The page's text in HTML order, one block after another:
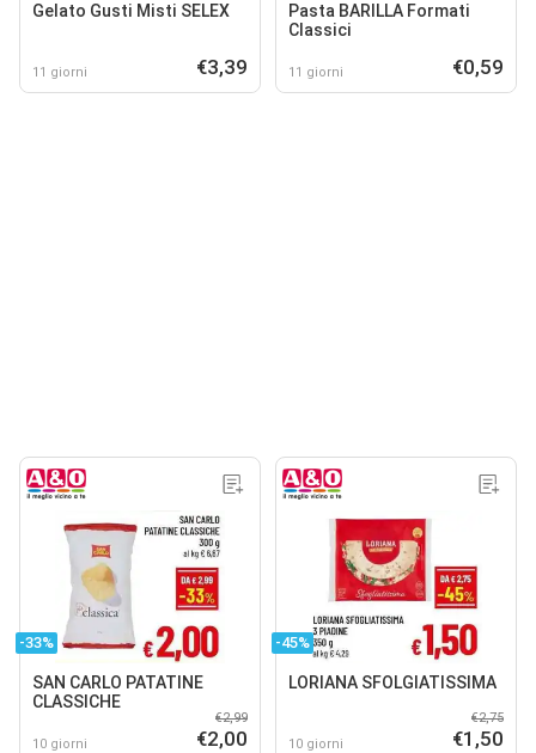
Gelato Gusti Misti SELEX
11 giorni €3,39
Pasta BARILLA Formati
Classici
11 giorni €0,59
-33%
SAN CARLO PATATINE
CLASSICHE
10 giorni
€2,99
€2,00
-45%
LORIANA SFOLGIATISSIMA
10 giorni
€2,75
€1,50